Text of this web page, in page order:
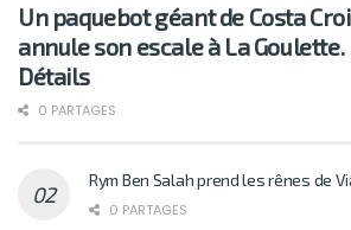
Un paquebot géant de Costa
annule son escale à La Goulette.
Détails
0 PARTAGES
Rym Ben Salah prend les rênes de
0 PARTAGES